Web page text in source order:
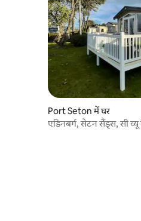
Port Seton में घर
एडिनबर्ग, सेटन सैंड्स, सी